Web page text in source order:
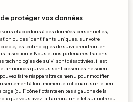
Juve reste dans la course
protéger vos données
et accédons à des données personnelles,
ou des identifiants uniques, sur votre
les technologies de suivi prendront en
la section « Nous et nos partenaires traitons
technologies de suivi sont désactivées, il est
annonces qui vous sont présentés ne soient
faire réapparaître ce menu pour modifier
à tout moment en cliquant sur le lien
[ou l'icône flottante en bas à gauche de la
que vous avez fait aurons un effet sur notre ou